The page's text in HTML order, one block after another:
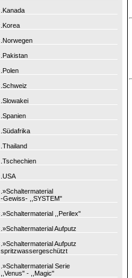
.Kanada
.Korea
.Norwegen
.Pakistan
.Polen
.Schweiz
.Slowakei
.Spanien
.Südafrika
.Thailand
.Tschechien
.USA
.»Schaltermaterial
-Gewiss- ,,SYSTEM"
.»Schaltermaterial ,,Perilex"
.»Schaltermaterial Aufputz
.»Schaltermaterial Aufputz
spritzwassergeschützt
.»Schaltermaterial Serie
,,Venus" - ,,Magic"